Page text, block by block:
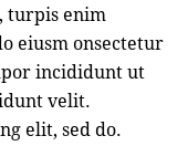
turpis enim
eiusm onsectetur
incididunt ut
velit.
elit, sed do.